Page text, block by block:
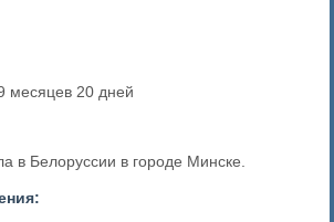
месяцев 20 дней
в Белоруссии в городе Минске.